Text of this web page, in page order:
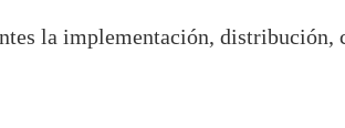
la implementación,